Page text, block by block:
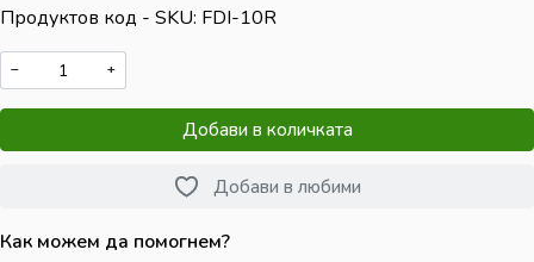
Продуктов код - SKU FDI-10R
− +
Добави в количката
Добави в любими
Как можем да помогнем?